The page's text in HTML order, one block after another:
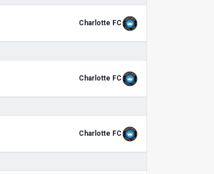
Charlotte FC
Charlotte FC
Charlotte FC